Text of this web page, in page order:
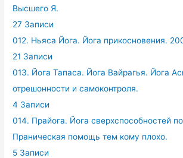
Высшего Я.
27 Записи
012. Ньяса Йога. Йога прикосновения.
21 Записи
013. Йога Тапаса. Йога Вайрагья. Йога
отрешонности и самоконтроля.
4 Записи
014. Прайога. Йога сверхспособностей
Праническая помощь тем кому плохо.
5 Записи